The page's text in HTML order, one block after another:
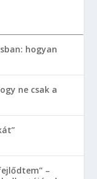
hogyan
ne csak a
–